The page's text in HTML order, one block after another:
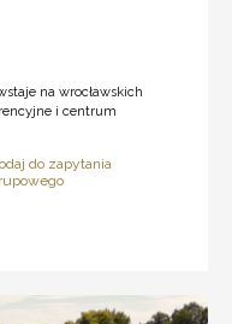
na wrocławskich
i centrum